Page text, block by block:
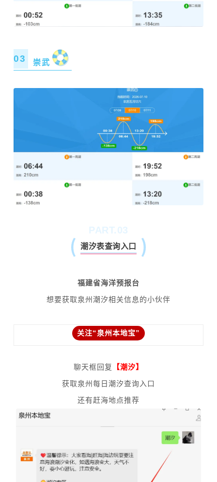
03 崇武
PART.03
潮汐表查询入口
福建省海洋预报台
想要获取泉州潮汐相关信息的小伙伴
关注“泉州本地宝”
聊天框回复 【潮汐】
获取泉州每日潮汐查询入口
还有赶海地点推荐